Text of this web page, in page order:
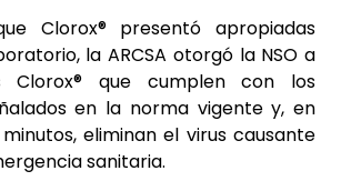
Clorox® presentó apropiadas
la ARCSA otorgó la NSO a
Clorox® que cumplen con los
en la norma vigente y, en
eliminan el virus causante
sanitaria.